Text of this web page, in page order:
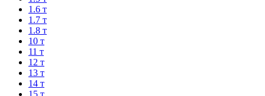
1.6 т
1.7 т
1.8 т
10 т
11 т
12 т
13 т
14 т